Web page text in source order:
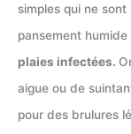
simples qui ne
pansement humide
plaies infectées.
aigue ou de
pour des brulures